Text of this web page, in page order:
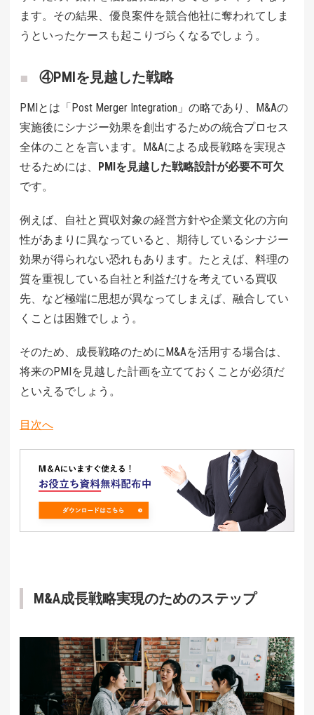
ます。その結果、優良案件を競合他社に奪われてしま
うといったケースも起こりづらくなるでしょう。
④PMIを見越した戦略
PMIとは「Post Merger Integration」の略であり、M&Aの
実施後にシナジー効果を創出するための統合プロセス
全体のことを言います。M&Aによる成長戦略を実現さ
せるためには、
PMIを見越した戦略設計が必要不可欠
です。
例えば、自社と買収対象の経営方針や企業文化の方向
性があまりに異なっていると、期待しているシナジー
効果が得られない恐れもあります。たとえば、料理の
質を重視している自社と利益だけを考えている買収
先、など極端に思想が異なってしまえば、融合してい
くことは困難でしょう。
そのため、成長戦略のためにM&Aを活用する場合は、
将来のPMIを見越した計画を立てておくことが必須だ
といえるでしょう。
目次へ
M&A成長戦略実現のためのステップ